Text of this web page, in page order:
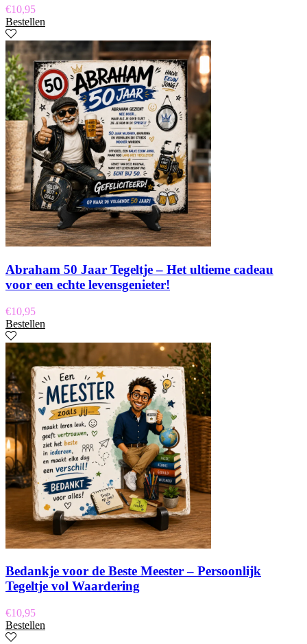
€10,95
Bestellen
Abraham 50 Jaar Tegeltje – Het ultieme cadeau
voor een echte levensgenieter!
€10,95
Bestellen
Bedankje voor de Beste Meester – Persoonlijk
Tegeltje vol Waardering
€10,95
Bestellen